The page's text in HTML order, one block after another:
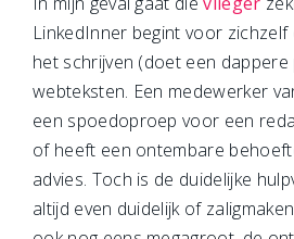
LinkedInner begint voor zichzelf
het schrijven (doet een dappere
webteksten. Een medewerker
een spoedoproep voor een
of heeft een ontembare
advies. Toch is de duidelijke
altijd even duidelijk of